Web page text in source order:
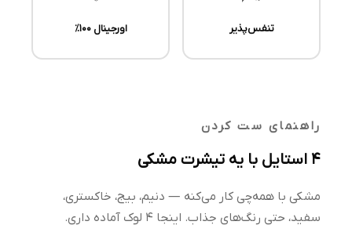
تنفس‌پذیر اورجینال ۱۰۰٪
راهنمای ست کردن
۴ استایل با یه تیشرت مشکی
مشکی با همه‌چی کار می‌کنه — دنیم، بیج، خاکستری،
سفید، حتی رنگ‌های جذاب. اینجا ۴ لوک آماده داری.